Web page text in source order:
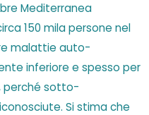
Mediterranea
150 mila persone nel
malattie auto-
inferiore e spesso per
perché sotto-
Si stima che